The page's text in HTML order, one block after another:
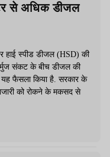
से अधिक डीजल
हाई स्पीड डीजल (HSD) की
संकट के बीच डीजल की
यह फैसला किया है. सरकार के
को रोकने के मकसद से